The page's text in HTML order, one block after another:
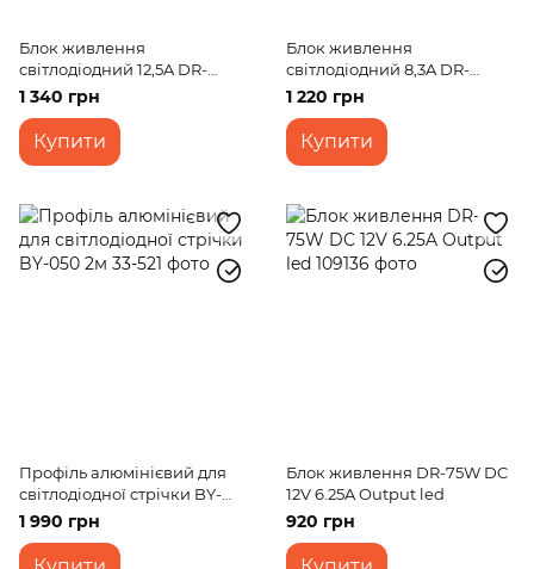
Блок живлення
світлодіодний 12,5A DR-
300W IP20 AC 170-264V DC
24V 12,5A
1 340 грн
Купити
Блок живлення
світлодіодний 8,3A DR-
200W IP20 AC 170-264V DC
24V 8,3A
1 220 грн
Купити
Профіль алюмінієвий для
світлодіодної стрічки BY-
050 2м
1 990 грн
Блок живлення DR-75W DC
12V 6.25A Output led
920 грн